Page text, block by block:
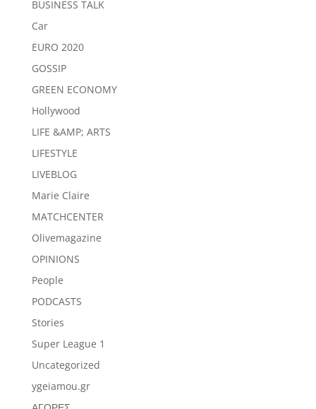
BUSINESS TALK
Car
EURO 2020
GOSSIP
GREEN ECONOMY
Hollywood
LIFE &AMP; ARTS
LIFESTYLE
LIVEBLOG
Marie Claire
MATCHCENTER
Olivemagazine
OPINIONS
People
PODCASTS
Stories
Super League 1
Uncategorized
ygeiamou.gr